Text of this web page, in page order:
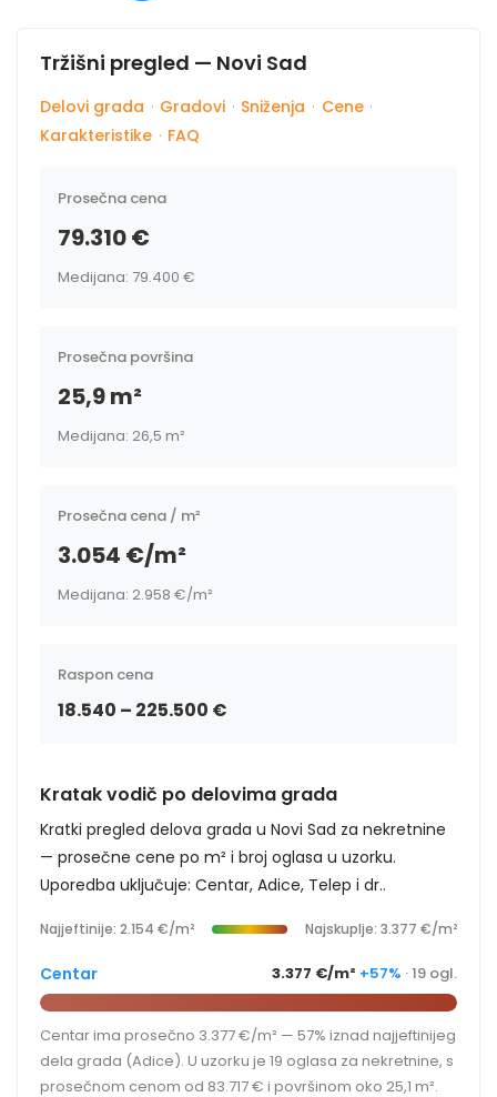
Tržišni pregled — Novi Sad
Delovi grada · Gradovi · Sniženja · Cene ·
Karakteristike · FAQ
Prosečna cena
79.310 €
Medijana: 79.400 €
Prosečna površina
25,9 m²
Medijana: 26,5 m²
Prosečna cena / m²
3.054 €/m²
Medijana: 2.958 €/m²
Raspon cena
18.540 – 225.500 €
Kratak vodič po delovima grada
Kratki pregled delova grada u Novi Sad za nekretnine
— prosečne cene po m² i broj oglasa u uzorku.
Uporedba uključuje: Centar, Adice, Telep i dr..
Najjeftinije: 2.154 €/m² Najskuplje: 3.377 €/m²
Centar 3.377 €/m² +57% · 19 ogl.
Centar ima prosečno 3.377 €/m² — 57% iznad najjeftinijeg
dela grada (Adice). U uzorku je 19 oglasa za nekretnine, s
prosečnom cenom od 83.717 € i površinom oko 25,1 m².